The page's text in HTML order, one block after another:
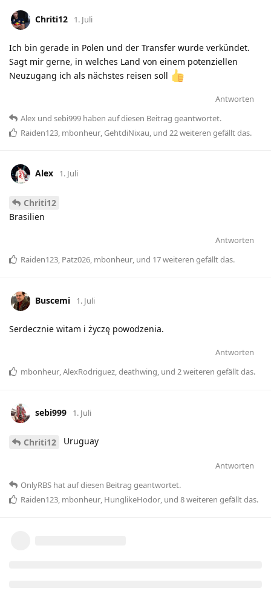
Chriti12 1. Juli
Ich bin gerade in Polen und der Transfer wurde verkündet.
Sagt mir gerne, in welches Land von einem potenziellen
Neuzugang ich als nächstes reisen soll
Antworten
Alex und sebi999 haben auf diesen Beitrag geantwortet.
Raiden123, mbonheur, GehtdiNixau, und 22weiteren gefällt das.
Alex 1. Juli
Chriti12
Brasilien
Antworten
Raiden123, Patz026, mbonheur, und 17weiteren gefällt das.
Buscemi 1. Juli
Serdecznie witam i życzę powodzenia.
Antworten
mbonheur,AlexRodriguez,deathwing, und 2weiteren gefällt das.
sebi999 1. Juli
Chriti12 Uruguay
Antworten
OnlyRBS hatauf diesen Beitrag geantwortet.
Raiden123, mbonheur, HunglikeHodor, und 8weiteren gefällt das.